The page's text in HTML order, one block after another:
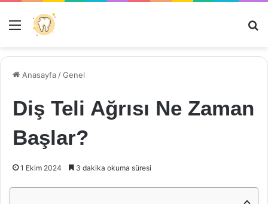
Menü
Anasayfa /Genel
Diş Teli Ağrısı Ne Zaman
Başlar?
1 Ekim 2024 3 dakika okuma süresi